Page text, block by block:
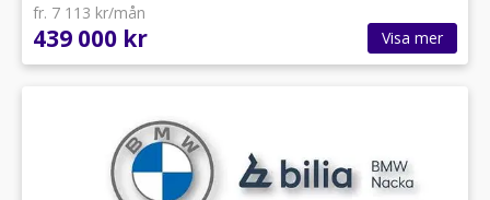
fr. 7 113 kr/mån
439 000 kr Visa mer